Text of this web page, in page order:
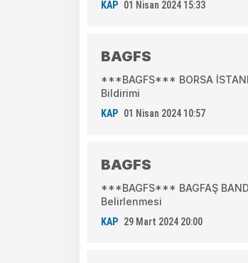
KAP 01 Nisan 2024 15:33
BAGFS
***BAGFS*** BORSA
Bildirimi
KAP 01 Nisan 2024 10:57
BAGFS
***BAGFS*** BAGFAŞ
Belirlenmesi
KAP 29 Mart 2024 20:00